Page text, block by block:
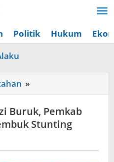
Politik Hukum
»
Balita
Gizi
Buruk,
Buruk, Pemkab
Stunting